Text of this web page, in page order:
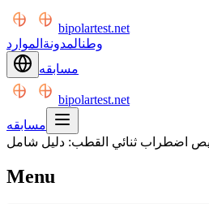
bipolartest.net
وطنالمدونة الموارد
مسابقه
bipolartest.net
مسابقه
اضطراب ثنائي القطب: دليل شامل
Menu